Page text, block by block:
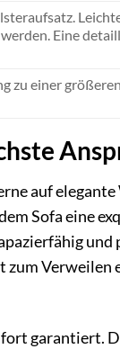
Eine
zu einer
auf
Sofa eine
Verweilen
garantiert.